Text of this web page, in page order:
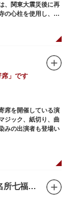
、関東大震災後に再
の心柱を使用し、嘉
永7年（1630）以
風格を誇り、毎年
」です
席を開催している演
ジック、紙切り、曲
みの出演者も登場い
矢先稲荷神社（浅草名所七福神 福禄寿）